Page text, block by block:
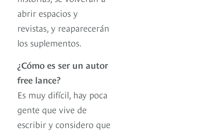
abrir espacios y
revistas, y reaparecerán
los suplementos.
¿Cómo es ser un autor
free lance?
Es muy difícil, hay poca
gente que vive de
escribir y considero que